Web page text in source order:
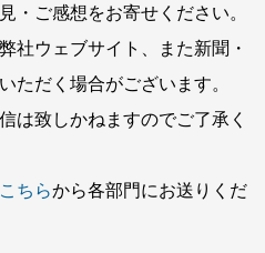
・ご感想をお寄せください。
社ウェブサイト、また新聞・
ただく場合がございます。
は致しかねますのでご了承く
こちらから各部門にお送りくだ